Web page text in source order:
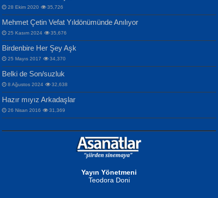
MAHMUT GÜRBÜZ
İbrahim Olmak ve Bitirebilmek...
NURAN KÖSE BAYDAR
Songül Özel
Mahzen...
Ben Deniz Değilim ki...
NAZIM HİKMET RAN
Bir Cezaevinde, Tecritteki Adamın
Mektupları...
28 Ekim 2020 35,726
Mehmet Çetin Vefat Yıldönümünde Anılıyor
25 Kasım 2024 35,676
Birdenbire Her Şey Aşk
25 Mayıs 2017 34,370
Belki de Son/suzluk
8 Ağustos 2024 32,638
Hazır mıyız Arkadaşlar
26 Nisan 2016 31,369
Yayın Yönetmeni
Teodora Doni